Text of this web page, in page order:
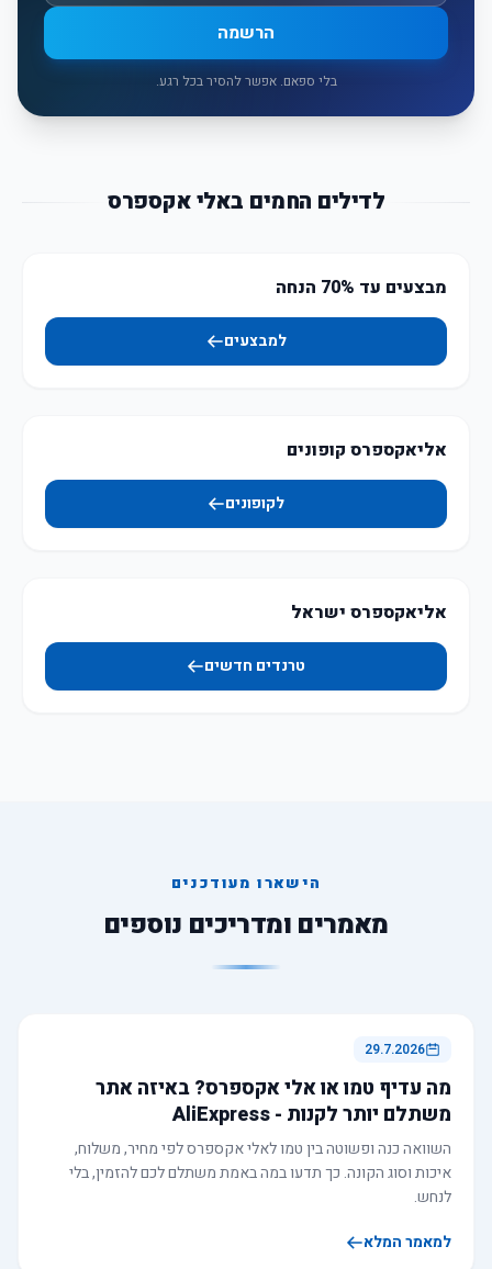
הרשמה
בלי ספאם. אפשר להסיר בכל רגע.
לדילים החמים באלי אקספרס
מבצעים עד 70% הנחה
למבצעים
אליאקספרס קופונים
לקופונים
אליאקספרס ישראל
טרנדים חדשים
הישארו מעודכנים
מאמרים ומדריכים נוספים
29.7.2026
מה עדיף טמו או אלי אקספרס? באיזה אתר
משתלם יותר לקנות - AliExpress
השוואה כנה ופשוטה בין טמו לאלי אקספרס לפי מחיר, משלוח,
איכות וסוג הקונה. כך תדעו במה באמת משתלם לכם להזמין, בלי
לנחש.
למאמר המלא